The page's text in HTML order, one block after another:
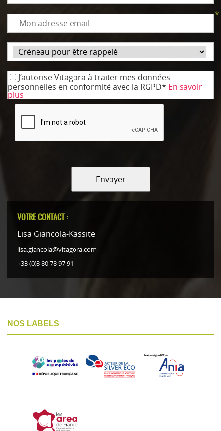
*
J’autorise Vitagora à traiter mes données
personnelles en conformité avec la RGPD* En savoir
plus
Envoyer
VOTRE CONTACT :
Lisa Giancola-Kassite
lisa.giancola@vitagora.com
+33 (0)3 80 78 97 91
NOS LABELS